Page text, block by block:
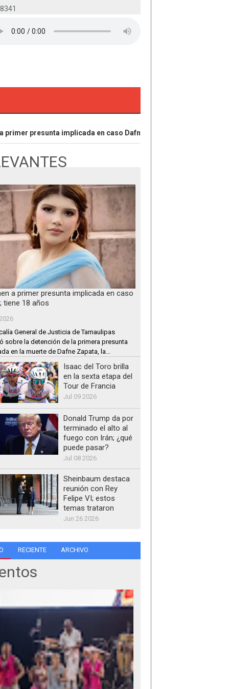
presunta implicada en caso Dafne; tiene 18 años
a primer presunta implicada en caso
tiene 18 años
General de Justicia de Tamaulipas
sobre la detención de la primera presunta
en la muerte de Dafne Zapata, la...
Isaac del Toro brilla
en la sexta etapa del
Tour de Francia
Jul 09 2026
Donald Trump da por
terminado el alto al
fuego con Irán; ¿qué
puede pasar?
Jul 08 2026
Sheinbaum destaca
reunión con Rey
Felipe VI; estos
temas trataron
Jun 26 2026
RECIENTE ARCHIVO